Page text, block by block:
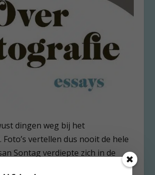
dingen weg bij het
vertellen dus nooit de hele
Sontag verdiepte zich in de
vanaf het begin van de